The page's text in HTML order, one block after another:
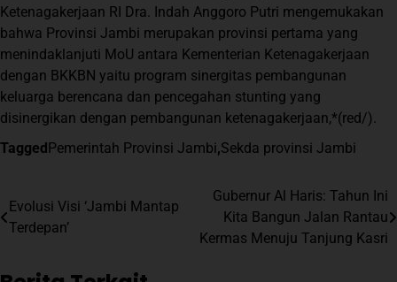
Ketenagakerjaan RI Dra. Indah Anggoro Putri mengemukakan
bahwa Provinsi Jambi merupakan provinsi pertama yang
menindaklanjuti MoU antara Kementerian Ketenagakerjaan
dengan BKKBN yaitu program sinergitas pembangunan
keluarga berencana dan pencegahan stunting yang
disinergikan dengan pembangunan ketenagakerjaan,*(red/).
TaggedPemerintah Provinsi Jambi,Sekda provinsi Jambi
Navigasi
pos
Evolusi Visi ‘Jambi Mantap
Terdepan’
Gubernur Al Haris: Tahun Ini
Kita Bangun Jalan Rantau
Kermas Menuju Tanjung Kasri